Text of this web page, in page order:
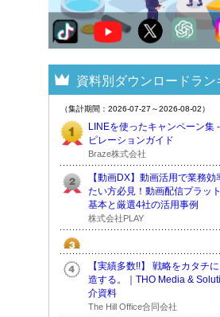
資料別ダウンロードラン
（集計期間：2026-07-27～2026-08-02）
LINEを使ったキャンペーン集
ピレーションガイド
Braze株式会社
【動画DX】動画活用で業務効
たい方必見！動画配信プラッ
基本と厳選4社の活用事例
株式会社PLAY
【実績多数!!】 戦略をカタチ
造する。｜THO Media &
介資料
The Hill Office合同会社